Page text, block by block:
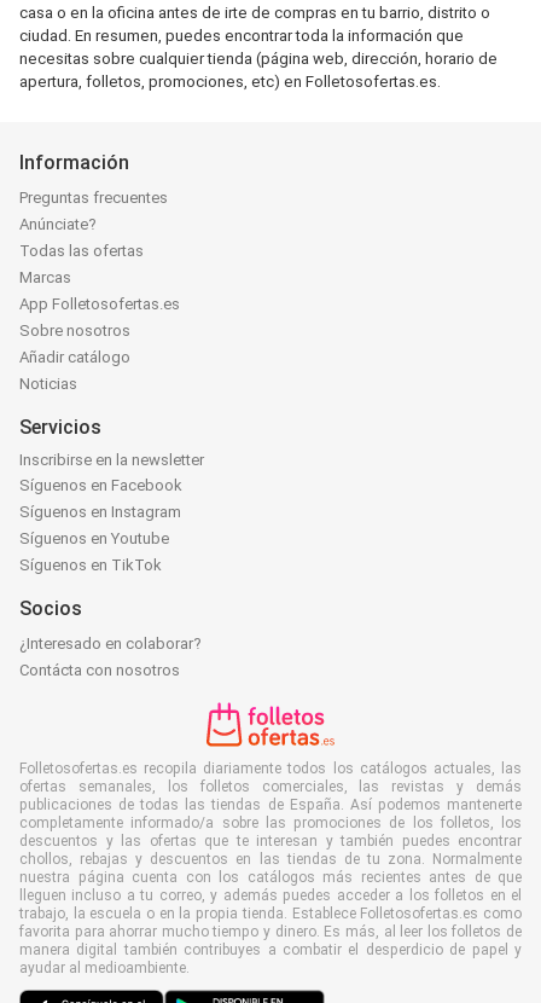
casa o en la oficina antes de irte de compras en tu barrio, distrito o
ciudad. En resumen, puedes encontrar toda la información que
necesitas sobre cualquier tienda (página web, dirección, horario de
apertura, folletos, promociones, etc) en Folletosofertas.es.
Información
Preguntas frecuentes
Anúnciate?
Todas las ofertas
Marcas
App Folletosofertas.es
Sobre nosotros
Añadir catálogo
Noticias
Servicios
Inscribirse en la newsletter
Síguenos en Facebook
Síguenos en Instagram
Síguenos en Youtube
Síguenos en TikTok
Socios
¿Interesado en colaborar?
Contácta con nosotros
Folletosofertas.es recopila diariamente todos los catálogos actuales, las
ofertas semanales, los folletos comerciales, las revistas y demás
publicaciones de todas las tiendas de España. Así podemos mantenerte
completamente informado/a sobre las promociones de los folletos, los
descuentos y las ofertas que te interesan y también puedes encontrar
chollos, rebajas y descuentos en las tiendas de tu zona. Normalmente
nuestra página cuenta con los catálogos más recientes antes de que
lleguen incluso a tu correo, y además puedes acceder a los folletos en el
trabajo, la escuela o en la propia tienda. Establece Folletosofertas.es como
favorita para ahorrar mucho tiempo y dinero. Es más, al leer los folletos de
manera digital también contribuyes a combatir el desperdicio de papel y
ayudar al medioambiente.